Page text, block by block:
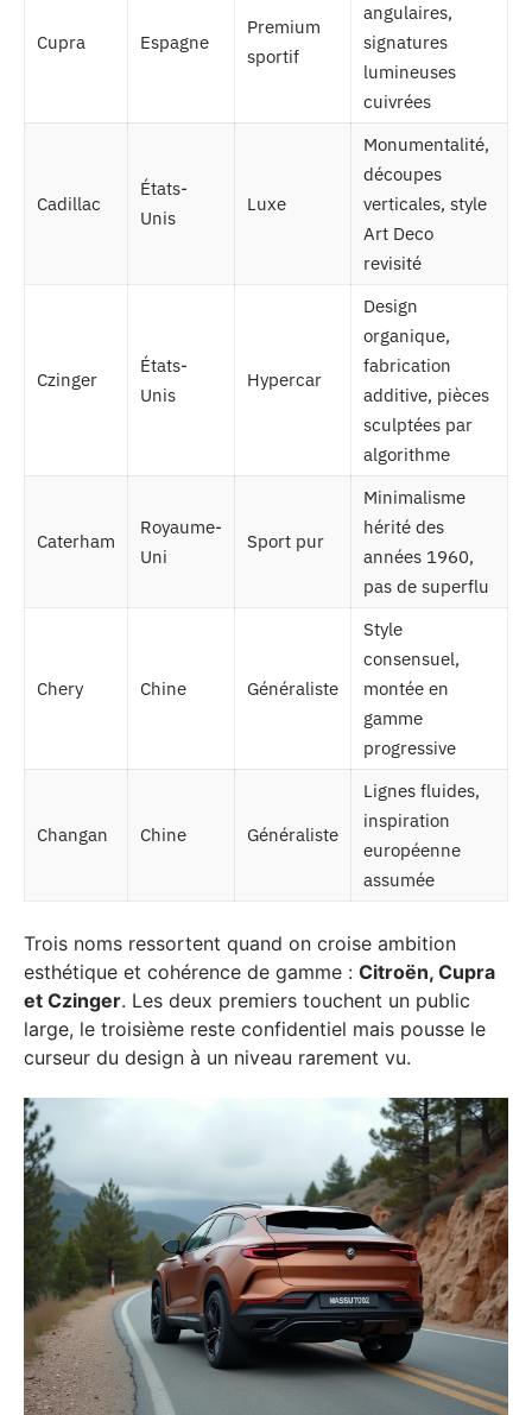
Cupra Espagne
Premium
sportif
angulaires,
signatures
lumineuses
cuivrées
Cadillac
États-
Unis
Luxe
Monumentalité,
découpes
verticales, style
Art Deco
revisité
Czinger
États-
Unis
Hypercar
Design
organique,
fabrication
additive, pièces
sculptées par
algorithme
Caterham
Royaume-
Uni
Sport pur
Minimalisme
hérité des
années 1960,
pas de superflu
Chery Chine Généraliste
Style
consensuel,
montée en
gamme
progressive
Changan Chine Généraliste
Lignes fluides,
inspiration
européenne
assumée
Trois noms ressortent quand on croise ambition
esthétique et cohérence de gamme : Citroën, Cupra
et Czinger. Les deux premiers touchent un public
large, le troisième reste confidentiel mais pousse le
curseur du design à un niveau rarement vu.